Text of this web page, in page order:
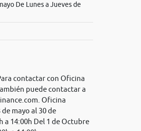
De Lunes a Jueves de
contactar con Oficina
puede contactar a
. Oficina
mayo al 30 de
a 14:00h Del 1 de Octubre